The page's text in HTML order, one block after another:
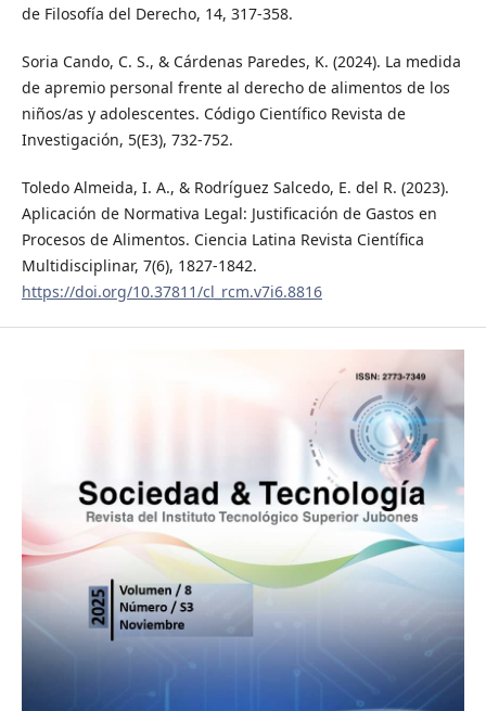
de Filosofía del Derecho, 14, 317-358.
Soria Cando, C. S., & Cárdenas Paredes, K. (2024). La medida
de apremio personal frente al derecho de alimentos de los
niños/as y adolescentes. Código Científico Revista de
Investigación, 5(E3), 732-752.
Toledo Almeida, I. A., & Rodríguez Salcedo, E. del R. (2023).
Aplicación de Normativa Legal: Justificación de Gastos en
Procesos de Alimentos. Ciencia Latina Revista Científica
Multidisciplinar, 7(6), 1827-1842.
https://doi.org/10.37811/cl_rcm.v7i6.8816